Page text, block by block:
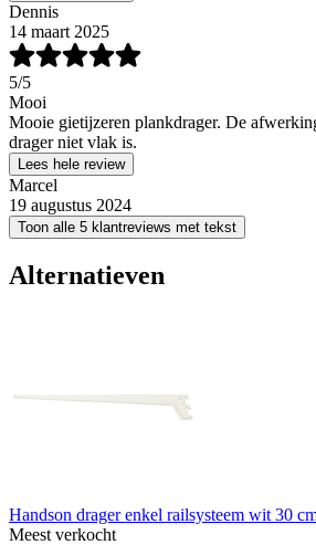
Dennis
14 maart 2025
5/5
Mooi
Mooie gietijzeren plankdrager. De
drager niet vlak is.
Lees hele review
Marcel
19 augustus 2024
Toon alle 5 klantreviews met tekst
Alternatieven
Handson drager enkel railsysteem wit 30
Meest verkocht